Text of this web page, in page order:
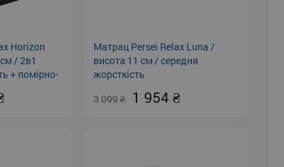
Horizon
/ 2в1
+ помірно-
Матрац Persei Relax Luna /
висота 11 см / середня
жорсткість
3 099
1 954